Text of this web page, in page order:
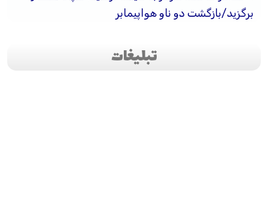
برگزید/بازگشت دو ناو هواپیمابر
تبلیغات